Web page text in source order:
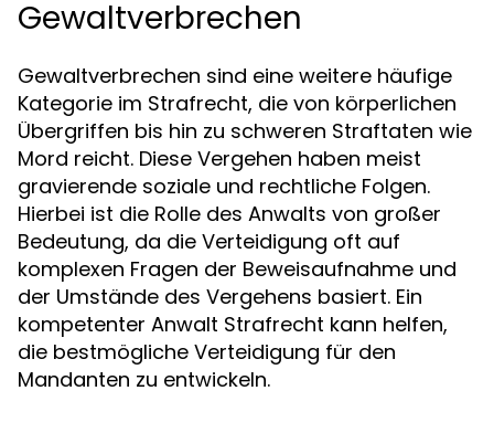
Gewaltverbrechen
Gewaltverbrechen sind eine weitere häufige
Kategorie im Strafrecht, die von körperlichen
Übergriffen bis hin zu schweren Straftaten wie
Mord reicht. Diese Vergehen haben meist
gravierende soziale und rechtliche Folgen.
Hierbei ist die Rolle des Anwalts von großer
Bedeutung, da die Verteidigung oft auf
komplexen Fragen der Beweisaufnahme und
der Umstände des Vergehens basiert. Ein
kompetenter Anwalt Strafrecht kann helfen,
die bestmögliche Verteidigung für den
Mandanten zu entwickeln.